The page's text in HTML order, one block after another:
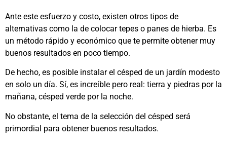
Ante este esfuerzo y costo, existen otros tipos de
alternativas como la de colocar tepes o panes de hierba. Es
un método rápido y económico que te permite obtener muy
buenos resultados en poco tiempo.
De hecho, es posible instalar el césped de un jardín modesto
en solo un día. Sí, es increíble pero real: tierra y piedras por la
mañana, césped verde por la noche.
No obstante, el tema de la selección del césped será
primordial para obtener buenos resultados.